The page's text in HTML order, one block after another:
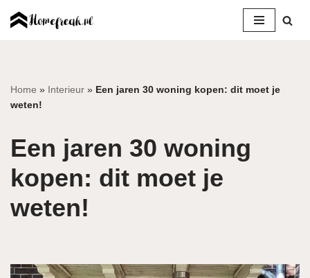
inhoud
Home » Interieur » Een jaren 30 woning kopen: dit moet je
weten!
Een jaren 30 woning
kopen: dit moet je
weten!